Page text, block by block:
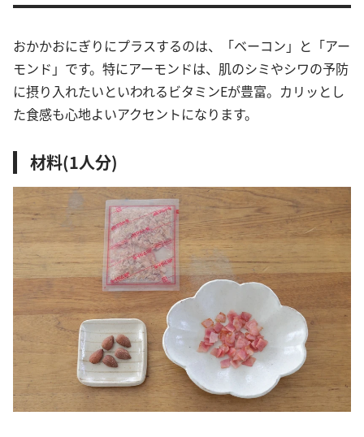
おかかおにぎりにプラスするのは、「ベーコン」と「アー
モンド」です。特にアーモンドは、肌のシミやシワの予防
に摂り入れたいといわれるビタミンEが豊富。カリッとし
た食感も心地よいアクセントになります。
材料(1人分)